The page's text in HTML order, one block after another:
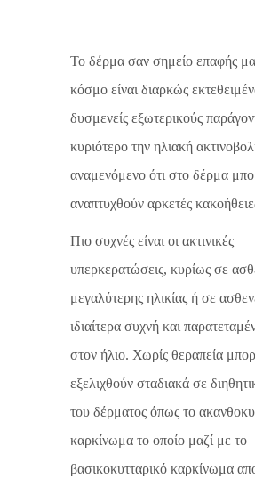
Το δέρμα σαν σημείο επαφής
κόσμο είναι διαρκώς
δυσμενείς εξωτερικούς
κυριότερο την ηλιακή
αναμενόμενο ότι στο δέρμα
αναπτυχθούν αρκετές
Πιο συχνές είναι οι ακτινικές
υπερκερατώσεις, κυρίως σε
μεγαλύτερης ηλικίας ή σε
ιδιαίτερα συχνή και
στον ήλιο. Χωρίς θεραπεία
εξελιχθούν σταδιακά σε
του δέρματος όπως το
καρκίνωμα το οποίο μαζί με το
βασικοκυτταρικό καρκίνωμα